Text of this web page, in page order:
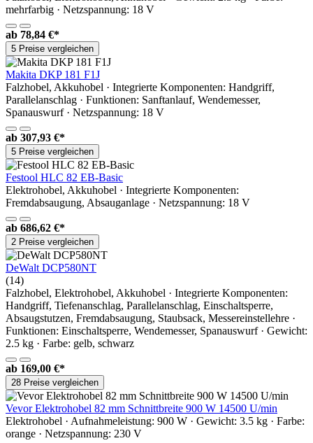
mehrfarbig · Netzspannung: 18 V
ab 78,84 €*
5 Preise vergleichen
Makita DKP 181 F1J
Falzhobel, Akkuhobel · Integrierte Komponenten: Handgriff,
Parallelanschlag · Funktionen: Sanftanlauf, Wendemesser,
Spanauswurf · Netzspannung: 18 V
ab 307,93 €*
5 Preise vergleichen
Festool HLC 82 EB-Basic
Elektrohobel, Akkuhobel · Integrierte Komponenten:
Fremdabsaugung, Absauganlage · Netzspannung: 18 V
ab 686,62 €*
2 Preise vergleichen
DeWalt DCP580NT
(14)
Falzhobel, Elektrohobel, Akkuhobel · Integrierte Komponenten:
Handgriff, Tiefenanschlag, Parallelanschlag, Einschaltsperre,
Absaugstutzen, Fremdabsaugung, Staubsack, Messereinstellehre ·
Funktionen: Einschaltsperre, Wendemesser, Spanauswurf · Gewicht:
2.5 kg · Farbe: gelb, schwarz
ab 169,00 €*
28 Preise vergleichen
Vevor Elektrohobel 82 mm Schnittbreite 900 W 14500 U/min
Elektrohobel · Aufnahmeleistung: 900 W · Gewicht: 3.5 kg · Farbe:
orange · Netzspannung: 230 V